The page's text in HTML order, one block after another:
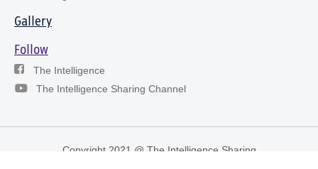
Gallery
Follow
The Intelligence
The Intelligence Sharing Channel
Copyright 2021 @ The Intelligence Sharing